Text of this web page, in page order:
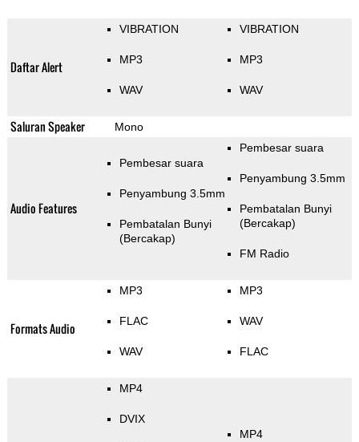
Daftar Alert
VIBRATION
MP3
WAV
VIBRATION
MP3
WAV
Saluran Speaker Mono
Audio Features
Pembesar suara
Penyambung 3.5mm
Pembatalan Bunyi
(Bercakap)
Pembesar suara
Penyambung 3.5mm
Pembatalan Bunyi
(Bercakap)
FM Radio
Formats Audio
MP3
FLAC
WAV
MP3
WAV
FLAC
MP4
DVIX
MP4